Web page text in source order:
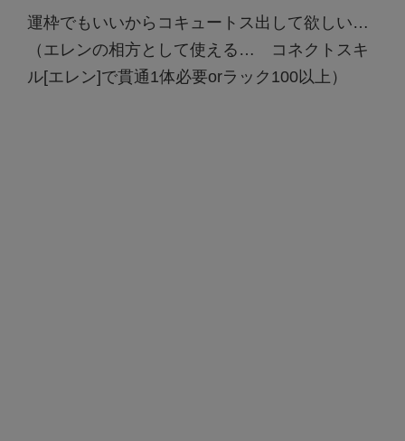
運枠でもいいからコキュートス出して欲しい…
（エレンの相方として使える… コネクトスキ
ル[エレン]で貫通1体必要orラック100以上）